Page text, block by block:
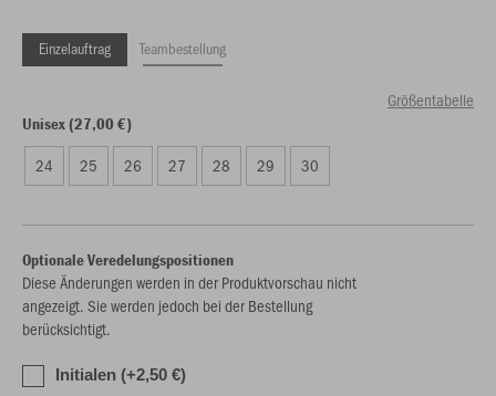
Einzelauftrag Teambestellung
Größentabelle
Unisex (27,00 €)
24 25 26 27 28 29 30
Optionale Veredelungspositionen
Diese Änderungen werden in der Produktvorschau nicht
angezeigt. Sie werden jedoch bei der Bestellung
berücksichtigt.
Initialen (+2,50 €)